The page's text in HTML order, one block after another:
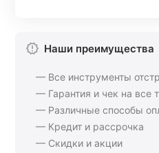
Наши преимущества
— Все инструменты
— Гарантия и чек на все
— Различные способы
— Кредит и рассрочка
— Скидки и акции